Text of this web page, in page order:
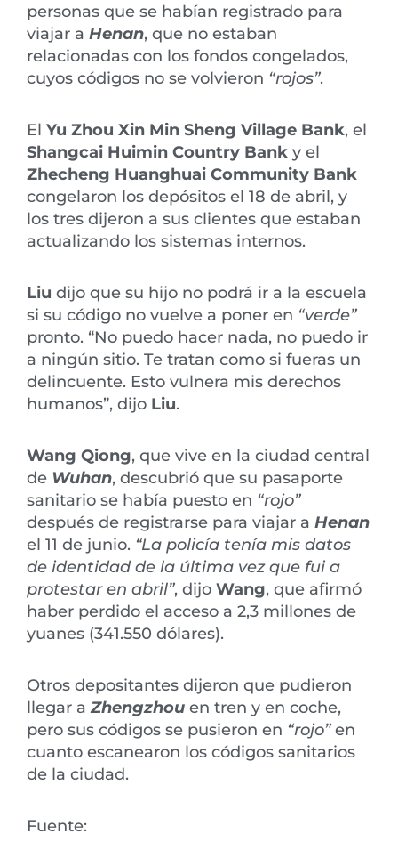
personas que se habían registrado para
viajar a Henan, que no estaban
relacionadas con los fondos congelados,
cuyos códigos no se volvieron “rojos”.
El Yu Zhou Xin Min Sheng Village Bank, el
Shangcai Huimin Country Bank y el
Zhecheng Huanghuai Community Bank
congelaron los depósitos el 18 de abril, y
los tres dijeron a sus clientes que estaban
actualizando los sistemas internos.
Liu dijo que su hijo no podrá ir a la escuela
si su código no vuelve a poner en “verde”
pronto. “No puedo hacer nada, no puedo ir
a ningún sitio. Te tratan como si fueras un
delincuente. Esto vulnera mis derechos
humanos”, dijo Liu.
Wang Qiong, que vive en la ciudad central
de Wuhan, descubrió que su pasaporte
sanitario se había puesto en “rojo”
después de registrarse para viajar a Henan
el 11 de junio. “La policía tenía mis datos
de identidad de la última vez que fui a
protestar en abril”, dijo Wang, que afirmó
haber perdido el acceso a 2,3 millones de
yuanes (341.550 dólares).
Otros depositantes dijeron que pudieron
llegar aZhengzhou en tren y en coche,
pero sus códigos se pusieron en “rojo”en
cuanto escanearon los códigos sanitarios
de la ciudad.
Fuente: